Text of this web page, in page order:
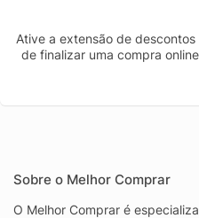
Ative a extensão de
de finalizar uma compra
Sobre o Melhor Comprar
O Melhor Comprar é